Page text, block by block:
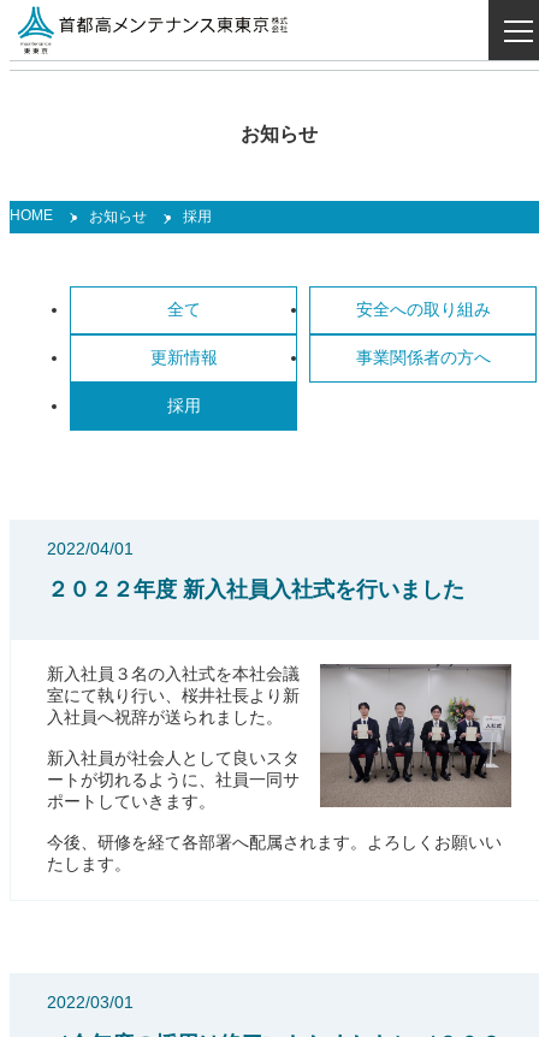
お知らせ
HOME お知らせ 採用
全て 安全への取り組み
更新情報 事業関係者の方へ
採用
2022/04/01
２０２２年度 新入社員入社式を行いました
新入社員３名の入社式を本社会議
室にて執り行い、桜井社長より新
入社員へ祝辞が送られました。
新入社員が社会人として良いスタ
ートが切れるように、社員一同サ
ポートしていきます。
今後、研修を経て各部署へ配属されます。よろしくお願いい
たします。
2022/03/01